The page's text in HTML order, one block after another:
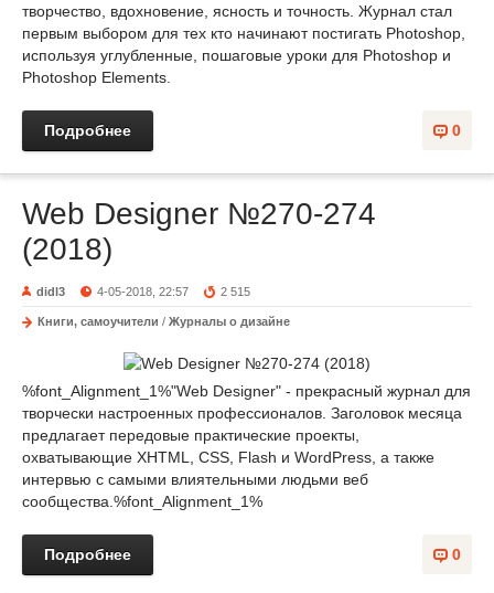
творчество, вдохновение, ясность и точность. Журнал стал
первым выбором для тех кто начинают постигать Photoshop,
используя углубленные, пошаговые уроки для Photoshop и
Photoshop Elements.
0
Подробнее
Web Designer №270-274
(2018)
didl3 4-05-2018, 22:57 2 515
Книги, самоучители / Журналы о дизайне
%font_Alignment_1%"Web Designer" - прекрасный журнал для
творчески настроенных профессионалов. Заголовок месяца
предлагает передовые практические проекты,
охватывающие XHTML, CSS, Flash и WordPress, а также
интервью с самыми влиятельными людьми веб
сообщества.%font_Alignment_1%
0
Подробнее